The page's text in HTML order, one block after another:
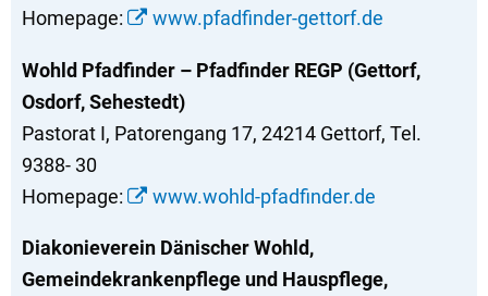
Homepage:
www.pfadfinder-gettorf.de
Wohld Pfadfinder – Pfadfinder REGP (Gettorf,
Osdorf, Sehestedt)
Pastorat I, Patorengang 17, 24214 Gettorf, Tel.
9388- 30
Homepage:
www.wohld-pfadfinder.de
Diakonieverein Dänischer Wohld,
Gemeindekrankenpflege und Hauspflege,